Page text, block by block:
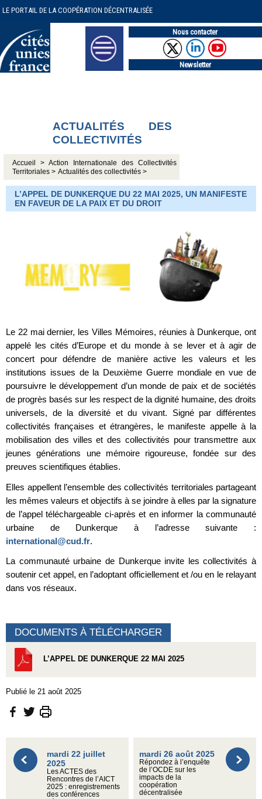
LE PORTAIL DE LA COOPÉRATION DÉCENTRALISÉE
Nous contacter
Newsletter
ACTUALITÉS DES
COLLECTIVITÉS
Accueil >Action Internationale des Collectivités
Territoriales > Actualités des collectivités >
L’APPEL DE DUNKERQUE DU 22 MAI 2025, UN MANIFESTE
EN FAVEUR DE LA PAIX ET DU DROIT
Le 22 mai dernier, les Villes Mémoires, réunies à Dunkerque, ont
appelé les cités d’Europe et du monde à se lever et à agir de
concert pour défendre de manière active les valeurs et les
institutions issues de la Deuxième Guerre mondiale en vue de
poursuivre le développement d’un monde de paix et de sociétés
de progrès basés sur les respect de la dignité humaine, des droits
universels, de la diversité et du vivant. Signé par différentes
collectivités françaises et étrangères, le manifeste appelle à la
mobilisation des villes et des collectivités pour transmettre aux
jeunes générations une mémoire rigoureuse, fondée sur des
preuves scientifiques établies.
Elles appellent l’ensemble des collectivités territoriales partageant
les mêmes valeurs et objectifs à se joindre à elles par la signature
de l’appel téléchargeable ci-après et en informer la communauté
urbaine de Dunkerque à l’adresse suivante :
international@cud.fr.
La communauté urbaine de Dunkerque invite les collectivités à
soutenir cet appel, en l’adoptant officiellement et /ou en le relayant
dans vos réseaux.
DOCUMENTS À TÉLÉCHARGER
L’APPEL DE DUNKERQUE 22 MAI 2025
Publié le 21 août 2025
mardi 22 juillet
2025
Les ACTES des
Rencontres de l’AICT
2025 : enregistrements
des conférences
mardi 26 août 2025
Répondez à l’enquête
de l’OCDE sur les
impacts de la
coopération
décentralisée